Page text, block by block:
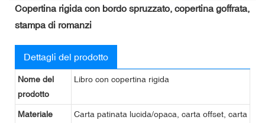
Copertina rigida con bordo spruzzato, copertina goffrata,
stampa di romanzi
Dettagli del prodotto
Nome del
prodotto
Libro con copertina rigida
Materiale
Carta patinata lucida/opaca, carta offset, carta